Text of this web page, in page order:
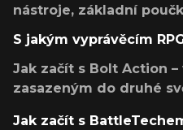
nástroje, základní
S jakým vyprávěcím
Jak začít s Bolt Action
zasazeným do druhé
Jak začít s